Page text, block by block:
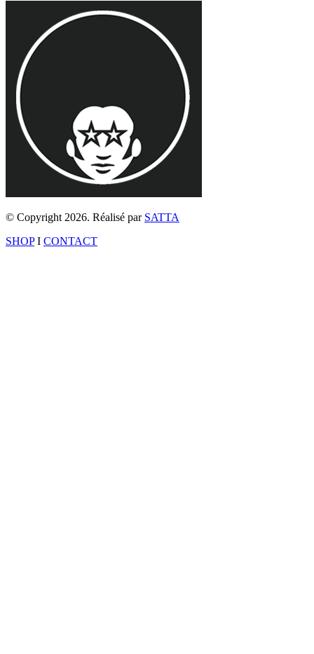
© Copyright 2026. Réalisé par SATTA
SHOPI CONTACT